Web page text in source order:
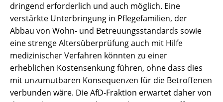
dringend erforderlich und auch möglich. Eine
verstärkte Unterbringung in Pflegefamilien, der
Abbau von Wohn- und Betreuungsstandards sowie
eine strenge Altersüberprüfung auch mit Hilfe
medizinischer Verfahren könnten zu einer
erheblichen Kostensenkung führen, ohne dass dies
mit unzumutbaren Konsequenzen für die Betroffenen
verbunden wäre. Die AfD-Fraktion erwartet daher von